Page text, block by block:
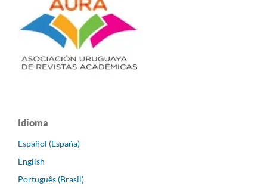
Idioma
Español (España)
English
Português (Brasil)